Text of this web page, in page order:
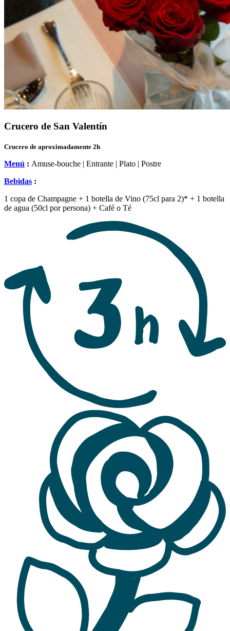
Crucero de San Valentín
Crucero de aproximadamente 2h
Menú : Amuse-bouche | Entrante | Plato | Postre
Bebidas :
1 copa de Champagne + 1 botella de Vino (75cl para 2)* + 1 botella
de agua (50cl por persona) + Café o Té